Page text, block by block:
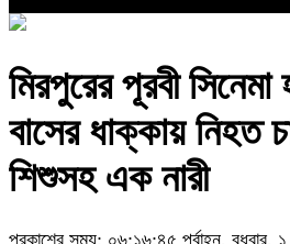
মিরপুরের পূরবী
বাসের ধাক্কায় নিহত
শিশুসহ এক নারী
প্রকাশের সময়: ০৬:১৬:৪৫ পূর্বাহ্ন, বুধবার,